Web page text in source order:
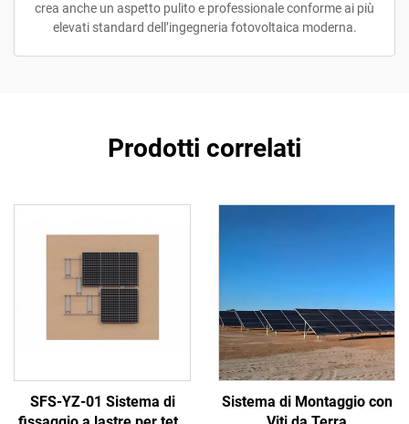
crea anche un aspetto pulito e professionale conforme ai più
elevati standard dell’ingegneria fotovoltaica moderna.
Prodotti correlati
SFS-YZ-01 Sistema di
Sistema di Montaggio con